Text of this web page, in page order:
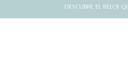
DESCUBRE EL RELOJ